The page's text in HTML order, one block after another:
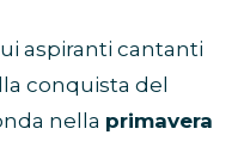
aspiranti cantanti
conquista del
nella primavera